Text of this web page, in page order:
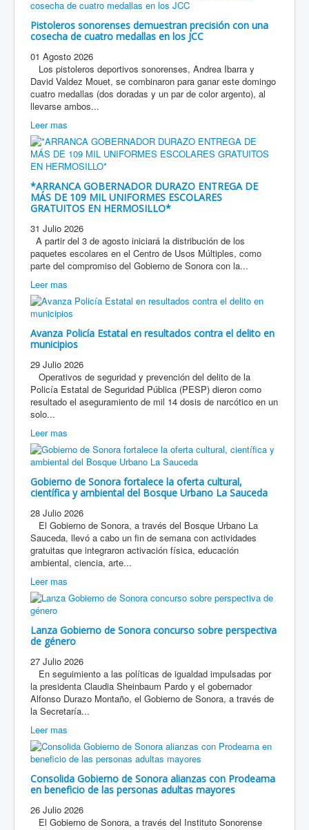
Pistoleros sonorenses demuestran precisión con una
cosecha de cuatro medallas en los JCC
01 Agosto 2026
Los pistoleros deportivos sonorenses, Andrea Ibarra y
David Valdez Mouet, se combinaron para ganar este domingo
cuatro medallas (dos doradas y un par de color argento), al
llevarse ambos...
Leer mas
*ARRANCA GOBERNADOR DURAZO ENTREGA DE
MÁS DE 109 MIL UNIFORMES ESCOLARES
GRATUITOS EN HERMOSILLO*
31 Julio 2026
A partir del 3 de agosto iniciará la distribución de los
paquetes escolares en el Centro de Usos Múltiples, como
parte del compromiso del Gobierno de Sonora con la...
Leer mas
Avanza Policía Estatal en resultados contra el delito en
municipios
29 Julio 2026
Operativos de seguridad y prevención del delito de la
Policía Estatal de Seguridad Pública (PESP) dieron como
resultado el aseguramiento de mil 14 dosis de narcótico en un
solo...
Leer mas
Gobierno de Sonora fortalece la oferta cultural,
científica y ambiental del Bosque Urbano La Sauceda
28 Julio 2026
El Gobierno de Sonora, a través del Bosque Urbano La
Sauceda, llevó a cabo un fin de semana con actividades
gratuitas que integraron activación física, educación
ambiental, ciencia, arte...
Leer mas
Lanza Gobierno de Sonora concurso sobre perspectiva
de género
27 Julio 2026
En seguimiento a las políticas de igualdad impulsadas por
la presidenta Claudia Sheinbaum Pardo y el gobernador
Alfonso Durazo Montaño, el Gobierno de Sonora, a través de
la Secretaría...
Leer mas
Consolida Gobierno de Sonora alianzas con Prodeama
en beneficio de las personas adultas mayores
26 Julio 2026
El Gobierno de Sonora, a través del Instituto Sonorense